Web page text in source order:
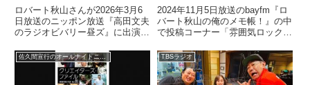
ロバート秋山さんが2026年3月6
日放送のニッポン放送『高田文夫
のラジオビバリー昼ズ』に出演。
ボレーションについて話していま
した。
定」
2024年11月5日放送のbayfm『ロ
バート秋山の俺のメモ帳！』の中
で投稿コーナー「雰囲気ロック番
でオンエアーされるロックアーテ
ィストの来日公演の力強い広告・
宣伝が大好きな秋山さんが架空の
佐久間宣行のオールナイトニッポン0 TBSラジオ